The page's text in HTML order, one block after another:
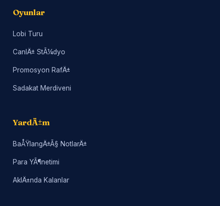
Oyunlar
Lobi Turu
CanlÄ± StÃ¼dyo
Promosyon RafÄ±
Sadakat Merdiveni
YardÄ±m
BaÅŸlangÄ±Ã§ NotlarÄ±
Para YÃ¶netimi
AklÄ±nda Kalanlar